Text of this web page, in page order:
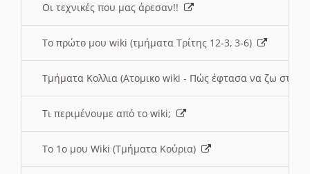
Οι τεχνικές που μας άρεσαν!!
Το πρώτο μου wiki (τμήματα Τρίτης 12-3, 3-6)
Τμήματα Κολλια (Ατομικο wiki - Πώς έφτασα να ζω στην
Τι περιμένουμε από το wiki;
Το 1ο μου Wiki (Τμήματα Κούρια)